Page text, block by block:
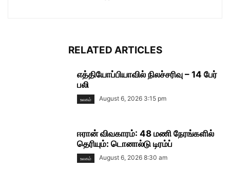
RELATED ARTICLES
எத்தியோப்பியாவில் நிலச்சரிவு – 14 பேர்
பலி
உலகம் August 6, 2026 3:15 pm
ஈரான் விவகாரம்: 48 மணி நேரங்களில்
தெரியும்: டொனால்டு டிரம்ப்
உலகம் August 6, 2026 8:30 am